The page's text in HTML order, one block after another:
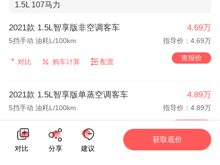
1.5L 107马力
2021款 1.5L智享版非空调客车 4.69万
5挡手动 油耗L/100km 指导价：4.69万
对比 购车计算 配置 查报价
2021款 1.5L智享版单蒸空调客车 4.89万
5挡手动 油耗L/100km 指导价：4.89万
对比 购车计算
对比 分享 建议
获取底价